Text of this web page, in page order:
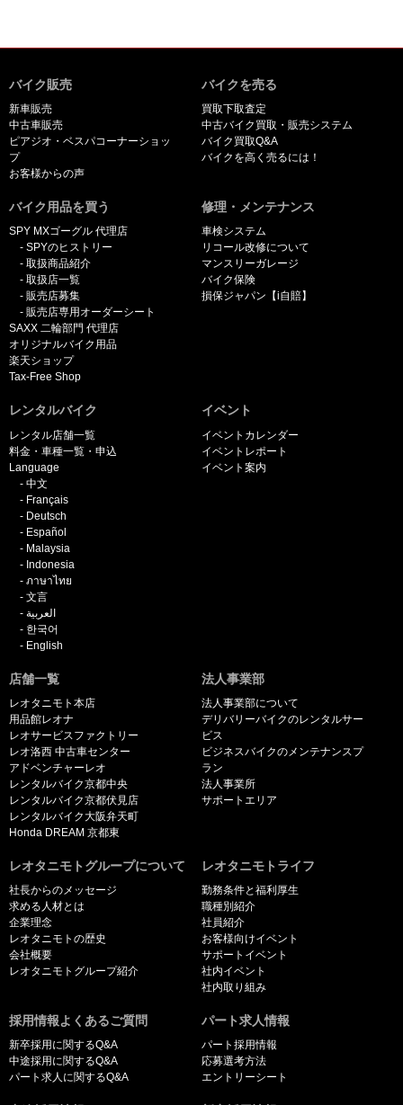
バイク販売
新車販売
中古車販売
ピアジオ・ベスパコーナーショッ
プ
お客様からの声
バイクを売る
買取下取査定
中古バイク買取・販売システム
バイク買取Q&A
バイクを高く売るには！
バイク用品を買う
SPY MXゴーグル 代理店
SPYのヒストリー
取扱商品紹介
取扱店一覧
販売店募集
販売店専用オーダーシート
SAXX 二輪部門 代理店
オリジナルバイク用品
楽天ショップ
Tax-Free Shop
修理・メンテナンス
車検システム
リコール改修について
マンスリーガレージ
バイク保険
損保ジャパン【i自賠】
レンタルバイク
レンタル店舗一覧
料金・車種一覧・申込
Language
中文
Français
Deutsch
Español
Malaysia
Indonesia
ภาษาไทย
文言
العربية
한국어
English
イベント
イベントカレンダー
イベントレポート
イベント案内
店舗一覧
レオタニモト本店
用品館レオナ
レオサービスファクトリー
レオ洛西 中古車センター
アドベンチャーレオ
レンタルバイク京都中央
レンタルバイク京都伏見店
レンタルバイク大阪弁天町
Honda DREAM 京都東
法人事業部
法人事業部について
デリバリーバイクのレンタルサー
ビス
ビジネスバイクのメンテナンスプ
ラン
法人事業所
サポートエリア
レオタニモトグループについて
社長からのメッセージ
求める人材とは
企業理念
レオタニモトの歴史
会社概要
レオタニモトグループ紹介
レオタニモトライフ
勤務条件と福利厚生
職種別紹介
社員紹介
お客様向けイベント
サポートイベント
社内イベント
社内取り組み
採用情報よくあるご質問
新卒採用に関するQ&A
中途採用に関するQ&A
パート求人に関するQ&A
パート求人情報
パート採用情報
応募選考方法
エントリーシート